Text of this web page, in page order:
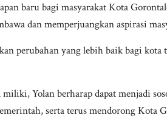
baru bagi masyarakat Kota
dan memperjuangkan aspirasi
perubahan yang lebih baik bagi kota
Yolan berharap dapat menjadi
serta terus mendorong Kota